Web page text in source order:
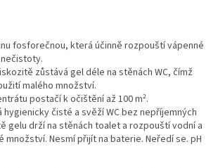
fosforečnou, která účinně rozpouští vápenné
zůstává gel déle na stěnách WC, čímž
malého množství.
postačí k očištění až 100 m².
hygienicky čisté a svěží WC bez nepříjemných
gelu drží na stěnách toalet a rozpouští vodní a
Nesmí přijít na baterie. Neředí se. pH